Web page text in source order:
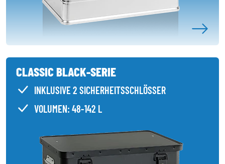
CLASSIC BLACK-SERIE
INKLUSIVE 2 SICHERHEITSSCHLÖSSER
VOLUMEN: 48-142 L